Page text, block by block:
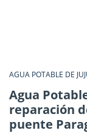
AGUA POTABLE DE
Agua
reparación
puente